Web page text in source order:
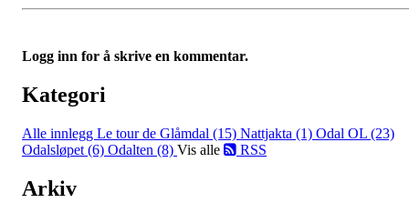
Logg inn for å skrive en kommentar.
Kategori
Alle innlegg Le tour de Glåmdal (15) Nattjakta (1) Odal OL (23)
Odalsløpet (6) Odalten (8) Vis alle RSS
Arkiv